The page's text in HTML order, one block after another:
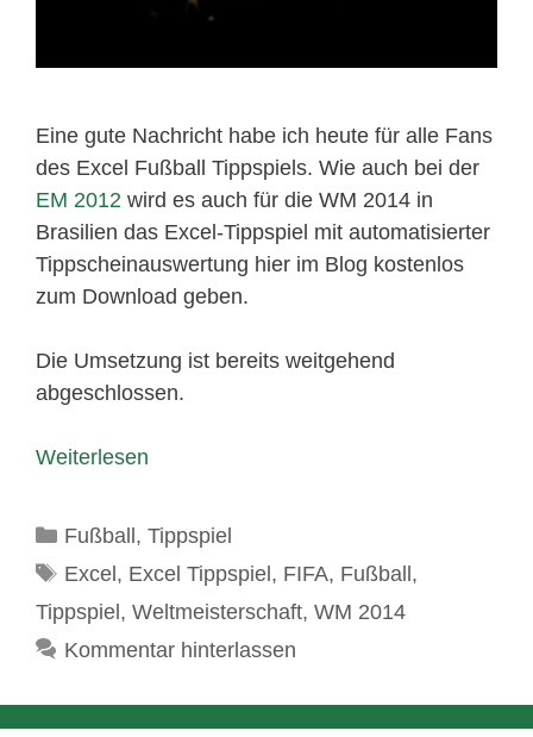
Eine gute Nachricht habe ich heute für alle Fans
des Excel Fußball Tippspiels. Wie auch bei der
EM 2012 wird es auch für die WM 2014 in
Brasilien das Excel-Tippspiel mit automatisierter
Tippscheinauswertung hier im Blog kostenlos
zum Download geben.
Die Umsetzung ist bereits weitgehend
abgeschlossen.
Weiterlesen
Kategorien
Fußball, Tippspiel
Schlagwörter
Excel, Excel Tippspiel, FIFA, Fußball,
Tippspiel, Weltmeisterschaft, WM 2014
Kommentar hinterlassen